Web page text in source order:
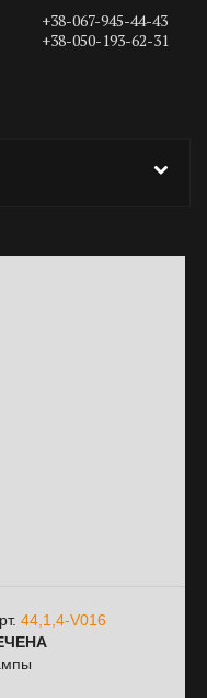
+38-067-945-44-43
+38-050-193-62-31
44,1,4-V016